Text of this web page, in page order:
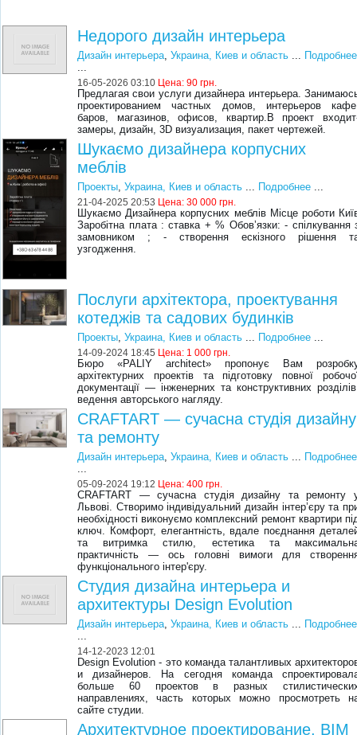
Недорого дизайн интерьера
Дизайн интерьера,Украина, Киев и область ... Подробнее
...
16-05-2026 03:10 Цена:90 грн.
Предлагая свои услуги дизайнера интерьера.
проектированием частных домов, интерьеров
баров, магазинов, офисов, квартир.В проект
замеры, дизайн, 3D визуализация, пакет чертежей.
Шукаємо дизайнера корпусних
меблів
Проекты,Украина, Киев и область ... Подробнее ...
21-04-2025 20:53 Цена:30 000 грн.
Шукаємо Дизайнера корпусних меблів Місце роботи
Заробітна плата : ставка + % Обовʼязки: - спілкування
замовником ; - створення ескізного рішення
узгодження.
Послуги архітектора, проектування
котеджів та садових будинків
Проекты ,Украина, Киев и область Подробнее
14-09-2024 18:45 Цена: 1 000 грн.
Бюро «PALIY architect» пропонує Вам
архітектурних проектів та підготовку повної
документації — інженерних та конструктивних
ведення авторського нагляду.
CRAFTART — сучасна студія дизайну
та ремонту
Дизайн интерьера ,Украина, Киев и область
Подробнее
05-09-2024 19:12 Цена:400 грн.
CRAFTART — сучасна студія дизайну та ремонту
Львові. Створимо індивідуальний дизайн інтер’єру та
необхідності виконуємо комплексний ремонт квартири
ключ. Комфорт, елегантність, вдале поєднання
та витримка стилю, естетика та
практичність — ось головні вимоги для
функціонального інтер'єру.
Студия дизайна интерьера и
архитектуры Design Evolution
Дизайн интерьера ,Украина, Киев и область
Подробнее
14-12-2023 12:01
Design Evolution - это команда талантливых
и дизайнеров. На сегодня команда
больше 60 проектов в разных
направлениях, часть которых можно просмотреть
сайте студии.
Архитектурное проектирование, BIM